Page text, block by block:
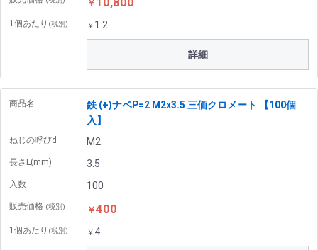
￥
1個あたり (税別) ￥ 1.2
詳細
商品名
鉄 (+)ナベP=2 M2x3.5 三価クロメート 【100個
入】
ねじの呼びd M2
長さL(mm) 3.5
入数 100
販売価格 (税別) ￥400
1個あたり (税別) ￥ 4